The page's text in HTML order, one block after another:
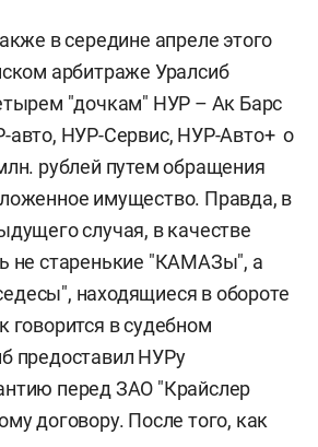
в середине апреле этого
арбитраже Уралсиб
"дочкам" НУР – Ак Барс
авто, НУР-Сервис, НУР-Авто+ о
рублей путем обращения
имущество. Правда, в
случая, в качестве
не старенькие "КАМАЗы", а
находящиеся в обороте
говорится в судебном
предоставил НУРу
перед ЗАО "Крайслер
договору. После того, как